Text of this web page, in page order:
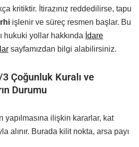
kritiktir. İtirazınız reddedilirse, tapu
işlenir ve süreç resmen başlar. Bu
hukuki yollar hakkında İdare
sayfamızdan bilgi alabilirsiniz.
Çoğunluk Kuralı ve
Durumu
yapılmasına ilişkin kararlar, kat
alınır. Burada kilit nokta, arsa payı